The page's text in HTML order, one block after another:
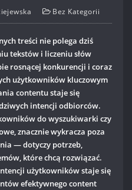
Bez Kategorii
treści nie polega dziś
tekstów i liczeniu słów
rosnącej konkurencji i coraz
użytkowników kluczowym
contentu staje się
intencji odbiorców.
do wyszukiwarki czy
znacznie wykracza poza
— dotyczy potrzeb,
które chcą rozwiązać.
użytkowników staje się
efektywnego content